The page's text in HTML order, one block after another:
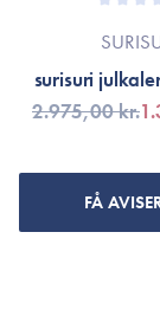
surisuri
2.975,00 kr.
FÅ